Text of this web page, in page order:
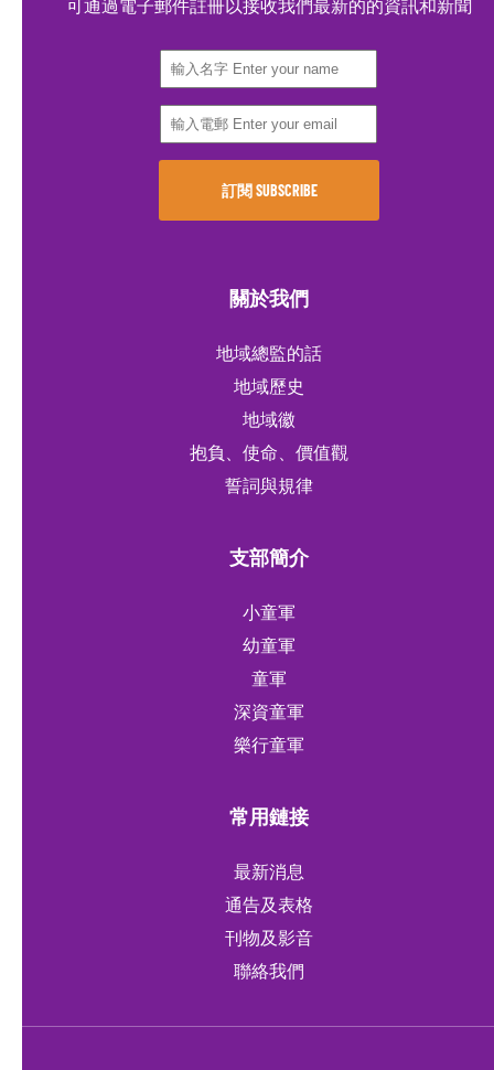
可通過電子郵件註冊以接收我們最新的的資訊和新聞
關於我們
地域總監的話
地域歷史
地域徽
抱負、使命、價值觀
誓詞與規律
支部簡介
小童軍
幼童軍
童軍
深資童軍
樂行童軍
常用鏈接
最新消息
通告及表格
刊物及影音
聯絡我們